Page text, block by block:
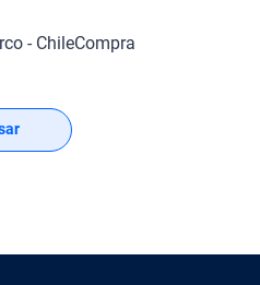
- ChileCompra